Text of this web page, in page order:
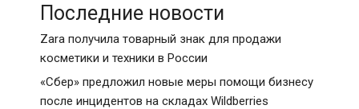
Последние новости
Zara получила товарный знак для продажи
косметики и техники в России
«Сбер» предложил новые меры помощи бизнесу
после инцидентов на складах Wildberries